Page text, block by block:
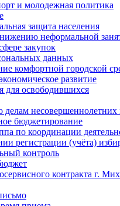
и молодежная политика
защита населения
неформальной
закупок
данных
комфортной городской
развитие
для освободившихся
делам несовершеннолетних
бюджетирование
по координации
регистрации (учёта)
контроль
контракта г.